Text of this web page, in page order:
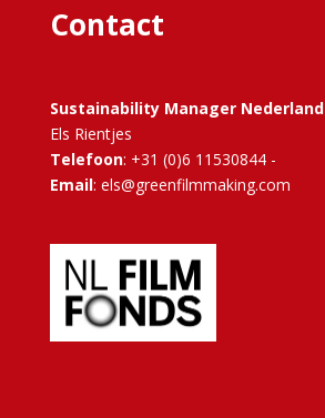
Contact
Sustainability Manager Nederland
Els Rientjes
Telefoon: +31 (0)6 11530844 -
Email: els@greenfilmmaking.com